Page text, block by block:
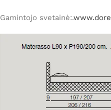
Gamintojo svetainė:.